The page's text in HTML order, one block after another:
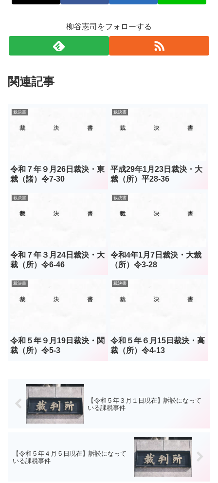
柳谷憲司をフォローする
関連記事
裁決書
令和７年９月26日裁決・東
裁（諸）令7-30
裁決書
平成29年1月23日裁決・大
裁（所）平28-36
裁決書
令和７年３月24日裁決・大
裁（所）令6-46
裁決書
令和4年1月7日裁決・大裁
（所）令3-28
裁決書
令和５年９月19日裁決・関
裁（所）令5-3
裁決書
令和５年６月15日裁決・高
裁（所）令4-13
【令和５年３月１日現在】訴訟になって
いる課税事件
【令和５年４月５日現在】訴訟になって
いる課税事件